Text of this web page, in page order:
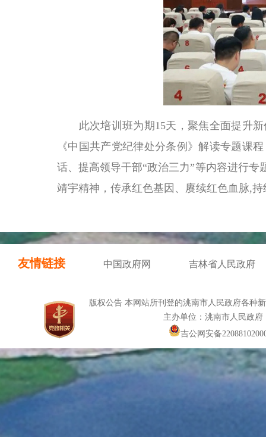
此次培训班为期15天，聚焦全面提升新
《中国共产党纪律处分条例》解读专题课
话、提高领导干部“政治三力”等内容进行
靖宇精神，传承红色基因、赓续红色血脉,
友情链接 中国政府网 吉林省人民政府
版权公告 本网站所刊登的洮南市人民政府各种
主办单位：洮南市人民政
吉公网安备